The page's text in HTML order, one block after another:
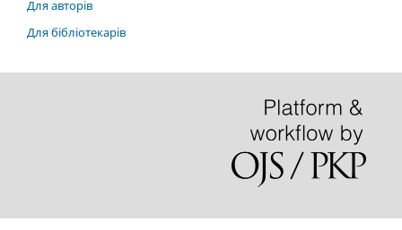
Для авторів
Для бібліотекарів